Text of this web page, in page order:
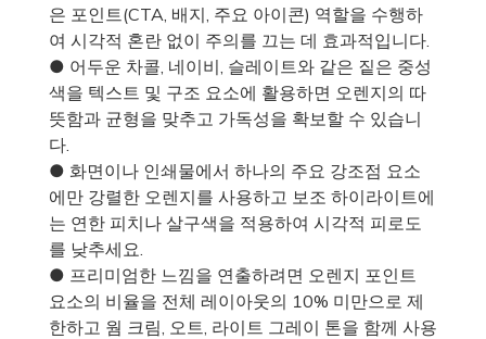
은 포인트(CTA, 배지, 주요 아이콘) 역할을 수행하
여 시각적 혼란 없이 주의를 끄는 데 효과적입니다.
● 어두운 차콜, 네이비, 슬레이트와 같은 짙은 중성
색을 텍스트 및 구조 요소에 활용하면 오렌지의 따
뜻함과 균형을 맞추고 가독성을 확보할 수 있습니
다.
● 화면이나 인쇄물에서 하나의 주요 강조점 요소
에만 강렬한 오렌지를 사용하고 보조 하이라이트에
는 연한 피치나 살구색을 적용하여 시각적 피로도
를 낮추세요.
● 프리미엄한 느낌을 연출하려면 오렌지 포인트
요소의 비율을 전체 레이아웃의 10% 미만으로 제
한하고 웜 크림, 오트, 라이트 그레이 톤을 함께 사용